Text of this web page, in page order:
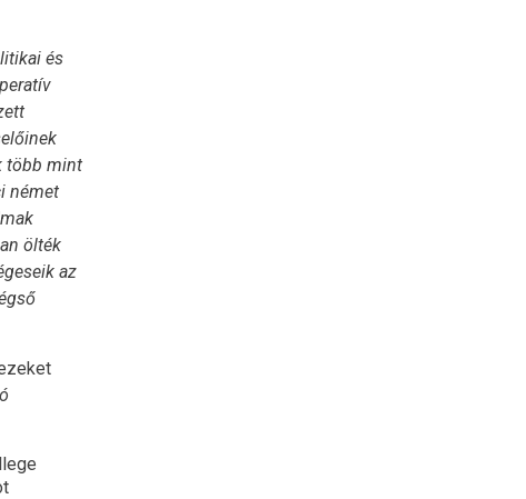
és
több mint
német
ölték
az